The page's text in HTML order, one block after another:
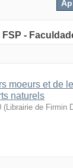
-
moeurs et de
naturels
(Librairie de Firmin